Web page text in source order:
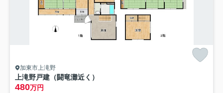
加東市上滝野
上滝野戸建（闘竜灘近く）
480万円